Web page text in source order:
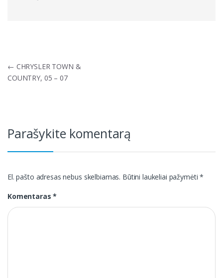
Navigacija
tarp
įrašų
← CHRYSLER TOWN &
COUNTRY, 05 – 07
Parašykite komentarą
El. pašto adresas nebus skelbiamas. Būtini laukeliai pažymėti*
Komentaras*